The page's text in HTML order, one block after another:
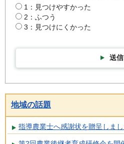
1：見つけやすかった
2：ふつう
3：見つけにくかった
送信
地域の話題
指導農業士へ感謝状を贈呈しまし